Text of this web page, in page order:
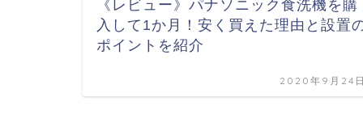
《レビュー》パナソニック食洗機を購
入して1か月！安く買えた理由と設置
ポイントを紹介
2020年9月24